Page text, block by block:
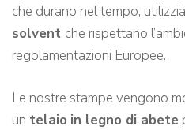
che durano nel tempo,
solvent che rispettano
regolamentazioni Europee.
Le nostre stampe vengono
un telaio in legno di abete